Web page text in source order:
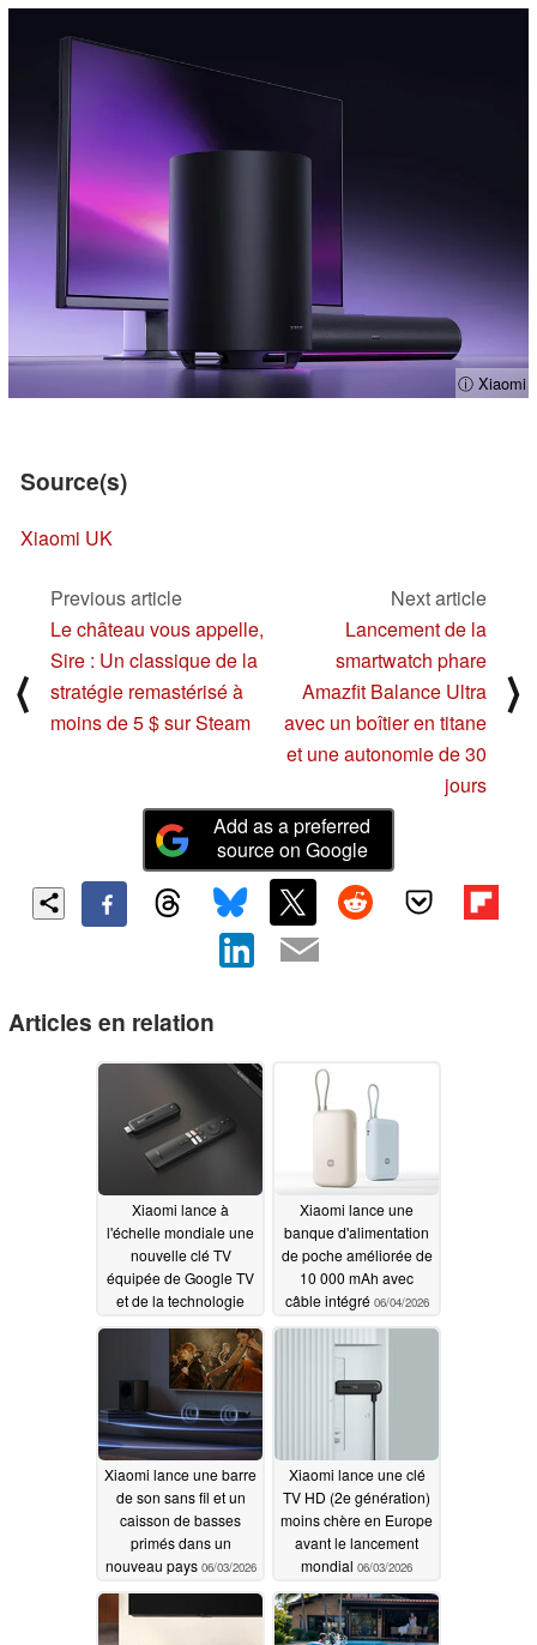
ⓘ Xiaomi
Source(s)
Xiaomi UK
⟨
Previous article
Le château vous appelle,
Sire : Un classique de la
stratégie remastérisé à
moins de 5 $ sur Steam
Next article
Lancement de la
smartwatch phare
Amazfit Balance Ultra
avec un boîtier en titane
et une autonomie de 30
jours
⟩
Add as a preferred
source on Google
Articles en relation
Xiaomi lance à
l'échelle mondiale une
nouvelle clé TV
équipée de Google TV
et de la technologie
07/14/2026
Xiaomi lance une
banque d'alimentation
de poche améliorée de
10 000 mAh avec
câble intégré 06/04/2026
Xiaomi lance une barre
de son sans fil et un
caisson de basses
primés dans un
nouveau pays 06/03/2026
Xiaomi lance une clé
TV HD (2e génération)
moins chère en Europe
avant le lancement
mondial 06/03/2026